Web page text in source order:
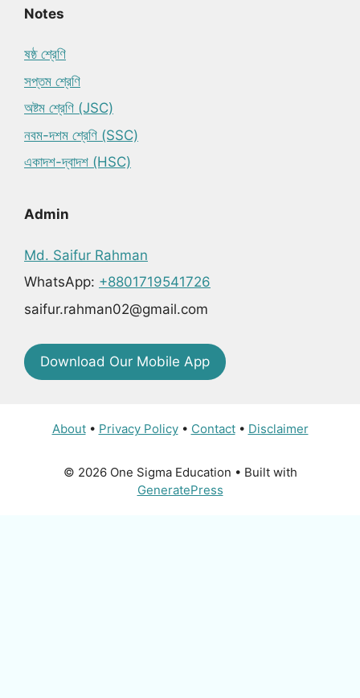
Notes
ষষ্ঠ শ্রেণি
সপ্তম শ্রেণি
অষ্টম শ্রেণি (JSC)
নবম-দশম শ্রেণি (SSC)
একাদশ-দ্বাদশ (HSC)
Admin
Md. Saifur Rahman
WhatsApp: +8801719541726
saifur.rahman02@gmail.com
Download Our Mobile App
About• Privacy Policy• Contact• Disclaimer
© 2026 One Sigma Education • Built with
GeneratePress